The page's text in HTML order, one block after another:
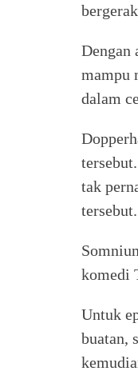
Dengan
mampu
dalam
tak
tersebut.
komedi
Untuk
buatan,